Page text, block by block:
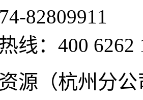
82809911
线：400 6262
源（杭州分公